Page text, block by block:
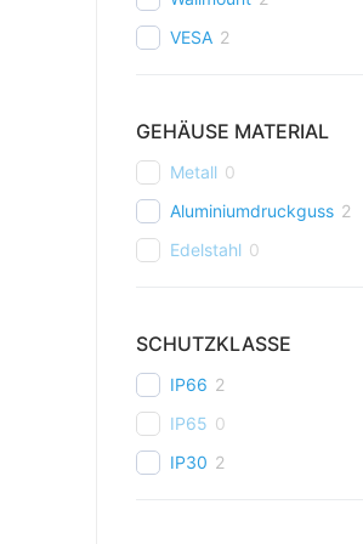
VESA 2
GEHÄUSE MATERIAL
Metall 0
Aluminiumdruckguss 2
Edelstahl 0
SCHUTZKLASSE
IP66 2
IP65 0
IP30 2